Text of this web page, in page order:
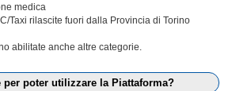
medica
Taxi rilascite fuori dalla Provincia di Torino
abilitate anche altre categorie.
per poter utilizzare la Piattaforma?